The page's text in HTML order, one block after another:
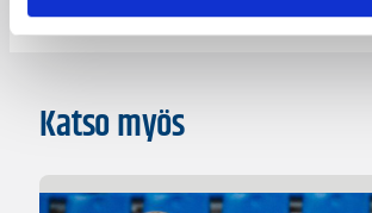
Katso myös